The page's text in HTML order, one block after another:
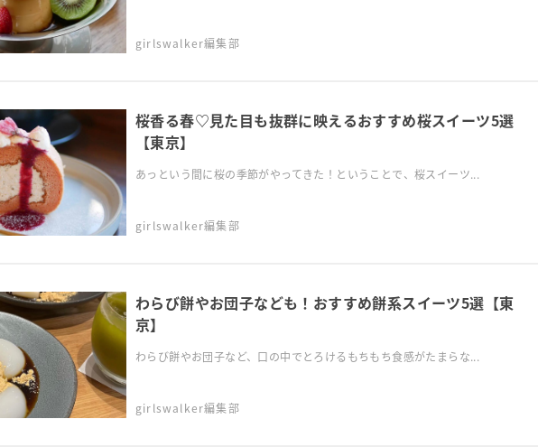
girlswalker編集部
桜香る春♡見た目も抜群に映えるおすすめ桜スイーツ5選
【東京】
あっという間に桜の季節がやってきた！ということで、桜スイーツ...
girlswalker編集部
わらび餅やお団子なども！おすすめ餅系スイーツ5選【東
京】
わらび餅やお団子など、口の中でとろけるもちもち食感がたまらな...
girlswalker編集部